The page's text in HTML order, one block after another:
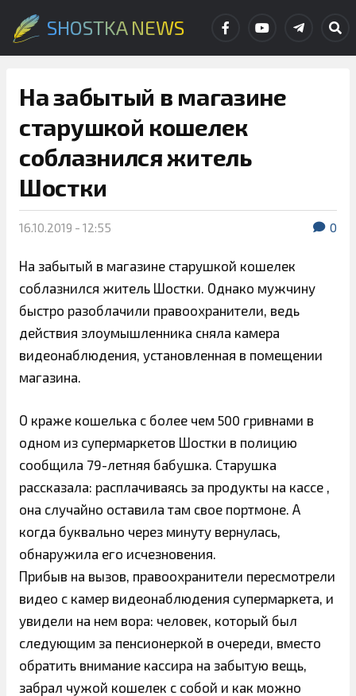
SHOSTKA NEWS
На забытый в магазине
старушкой кошелек
соблазнился житель
Шостки
16.10.2019 - 12:55 0
На забытый в магазине старушкой кошелек
соблазнился житель Шостки. Однако мужчину
быстро разоблачили правоохранители, ведь
действия злоумышленника сняла камера
видеонаблюдения, установленная в помещении
магазина.
О краже кошелька с более чем 500 гривнами в
одном из супермаркетов Шостки в полицию
сообщила 79-летняя бабушка. Старушка
рассказала: расплачиваясь за продукты на кассе ,
она случайно оставила там свое портмоне. А
когда буквально через минуту вернулась,
обнаружила его исчезновения.
Прибыв на вызов, правоохранители пересмотрели
видео с камер видеонаблюдения супермаркета, и
увидели на нем вора: человек, который был
следующим за пенсионеркой в ​​очереди, вместо
обратить внимание кассира на забытую вещь,
забрал чужой кошелек с собой и как можно